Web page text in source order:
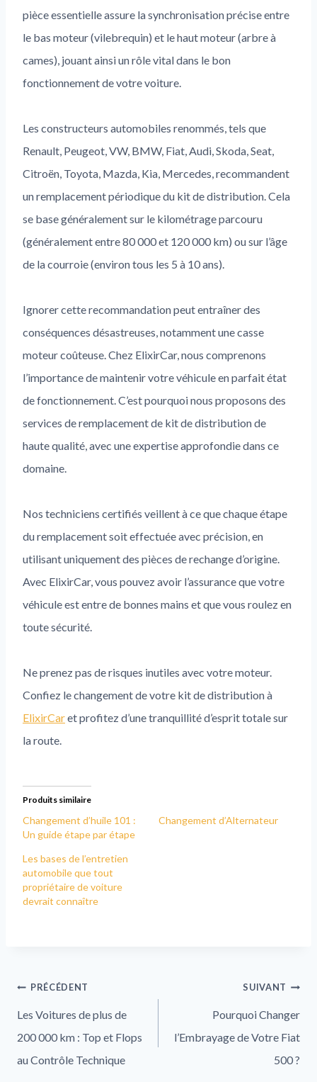
pièce essentielle assure la synchronisation précise entre
le bas moteur (vilebrequin) et le haut moteur (arbre à
cames), jouant ainsi un rôle vital dans le bon
fonctionnement de votre voiture.
Les constructeurs automobiles renommés, tels que
Renault, Peugeot, VW, BMW, Fiat, Audi, Skoda, Seat,
Citroën, Toyota, Mazda, Kia, Mercedes, recommandent
un remplacement périodique du kit de distribution. Cela
se base généralement sur le kilométrage parcouru
(généralement entre 80 000 et 120 000 km) ou sur l’âge
de la courroie (environ tous les 5 à 10 ans).
Ignorer cette recommandation peut entraîner des
conséquences désastreuses, notamment une casse
moteur coûteuse. Chez ElixirCar, nous comprenons
l’importance de maintenir votre véhicule en parfait état
de fonctionnement. C’est pourquoi nous proposons des
services de remplacement de kit de distribution de
haute qualité, avec une expertise approfondie dans ce
domaine.
Nos techniciens certifiés veillent à ce que chaque étape
du remplacement soit effectuée avec précision, en
utilisant uniquement des pièces de rechange d’origine.
Avec ElixirCar, vous pouvez avoir l’assurance que votre
véhicule est entre de bonnes mains et que vous roulez en
toute sécurité.
Ne prenez pas de risques inutiles avec votre moteur.
Confiez le changement de votre kit de distribution à
ElixirCaret profitez d’une tranquillité d’esprit totale sur
la route.
Produits similaire
Changement d’huile 101 :
Un guide étape par étape
Changement d’Alternateur
Les bases de l’entretien
automobile que tout
propriétaire de voiture
devrait connaître
PRÉCÉDENT
Les Voitures de plus de
200 000 km : Top et Flops
au Contrôle Technique
SUIVANT
Pourquoi Changer
l’Embrayage de Votre Fiat
500 ?